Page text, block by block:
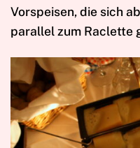
Vorspeisen, die sich
parallel zum Raclette